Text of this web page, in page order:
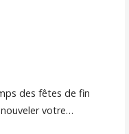
des fêtes de fin
votre…